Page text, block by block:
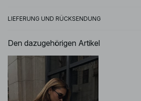
LIEFERUNG UND RÜCKSENDUNG
Den dazugehörigen Artikel